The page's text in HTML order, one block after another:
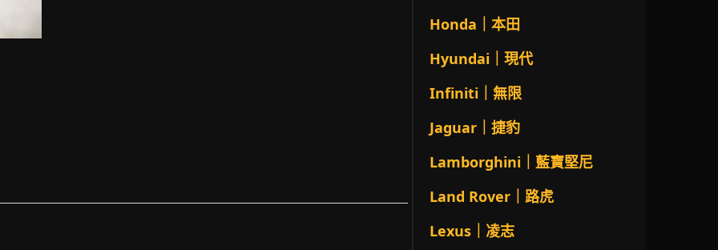
Honda｜本田
Hyundai｜現代
Infiniti｜無限
Jaguar｜捷豹
Lamborghini｜藍寶堅尼
Land Rover｜路虎
Lexus｜凌志